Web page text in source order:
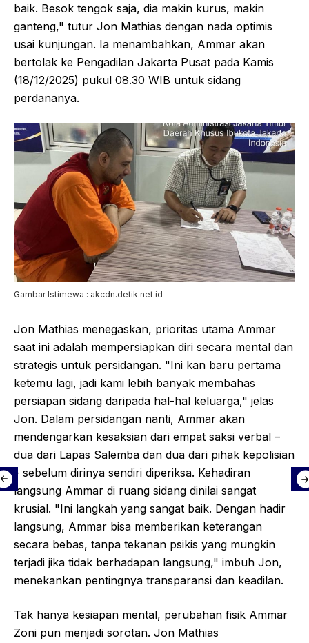
baik. Besok tengok saja, dia makin kurus, makin
ganteng," tutur Jon Mathias dengan nada optimis
usai kunjungan. Ia menambahkan, Ammar akan
bertolak ke Pengadilan Jakarta Pusat pada Kamis
(18/12/2025) pukul 08.30 WIB untuk sidang
perdananya.
Gambar Istimewa : akcdn.detik.net.id
Jon Mathias menegaskan, prioritas utama Ammar
saat ini adalah mempersiapkan diri secara mental dan
strategis untuk persidangan. "Ini kan baru pertama
ketemu lagi, jadi kami lebih banyak membahas
persiapan sidang daripada hal-hal keluarga," jelas
Jon. Dalam persidangan nanti, Ammar akan
mendengarkan kesaksian dari empat saksi verbal –
dua dari Lapas Salemba dan dua dari pihak kepolisian
– sebelum dirinya sendiri diperiksa. Kehadiran
langsung Ammar di ruang sidang dinilai sangat
krusial. "Ini langkah yang sangat baik. Dengan hadir
langsung, Ammar bisa memberikan keterangan
secara bebas, tanpa tekanan psikis yang mungkin
terjadi jika tidak berhadapan langsung," imbuh Jon,
menekankan pentingnya transparansi dan keadilan.
Tak hanya kesiapan mental, perubahan fisik Ammar
Zoni pun menjadi sorotan. Jon Mathias